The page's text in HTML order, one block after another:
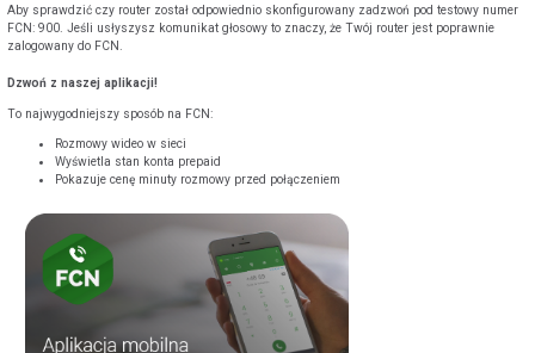
Aby sprawdzić czy router został odpowiednio skonfigurowany zadzwoń pod testowy numer
FCN: 900. Jeśli usłyszysz komunikat głosowy to znaczy, że Twój router jest poprawnie
zalogowany do FCN.
Dzwoń z naszej aplikacji!
To najwygodniejszy sposób na FCN:
Rozmowy wideo w sieci
Wyświetla stan konta prepaid
Pokazuje cenę minuty rozmowy przed połączeniem